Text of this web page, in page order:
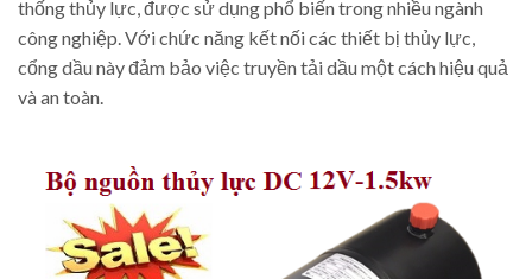
thống thủy lực, được sử dụng phổ biến trong nhiều ngành
công nghiệp. Với chức năng kết nối các thiết bị thủy lực,
cổng dầu này đảm bảo việc truyền tải dầu một cách hiệu quả
và an toàn.